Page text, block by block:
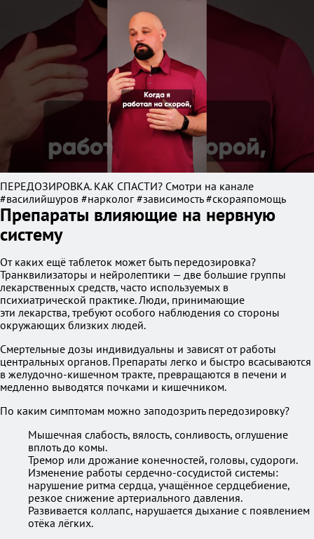
ПЕРЕДОЗИРОВКА. КАК СПАСТИ? Смотри на канале
#василийшуров #нарколог #зависимость #скораяпомощь
Препараты влияющие на нервную
систему
От каких ещё таблеток может быть передозировка?
Транквилизаторы и нейролептики — две большие группы
лекарственных средств, часто используемых в
психиатрической практике. Люди, принимающие
эти лекарства, требуют особого наблюдения со стороны
окружающих близких людей.
Смертельные дозы индивидуальны и зависят от работы
центральных органов. Препараты легко и быстро всасываются
в желудочно-кишечном тракте, превращаются в печени и
медленно выводятся почками и кишечником.
По каким симптомам можно заподозрить передозировку?
Мышечная слабость, вялость, сонливость, оглушение
вплоть до комы.
Тремор или дрожание конечностей, головы, судороги.
Изменение работы сердечно-сосудистой системы:
нарушение ритма сердца, учащённое сердцебиение,
резкое снижение артериального давления.
Развивается коллапс, нарушается дыхание с появлением
отёка лёгких.